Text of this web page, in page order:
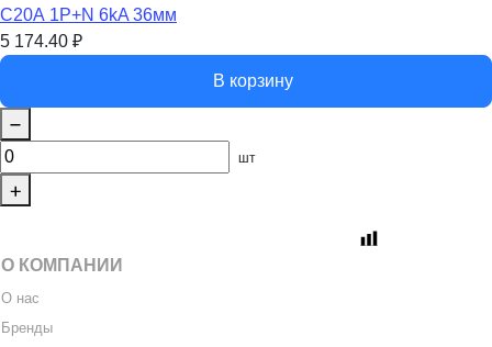
C20А 1P+N 6kA 36мм
5 174.40 ₽
В корзину
шт
О КОМПАНИИ
О нас
Бренды